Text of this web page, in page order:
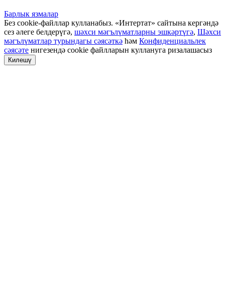
Барлык язмалар
Без cookie-файллар кулланабыз. «Интертат» сайтына кергәндә
сез әлеге белдерүгә, шәхси мәгълүматларны эшкәртүгә, Шәхси
мәгълүматлар турындагы сәясәткә һәм Конфиденциальлек
сәясәте нигезендә cookie файлларын куллануга ризалашасыз
Килешү